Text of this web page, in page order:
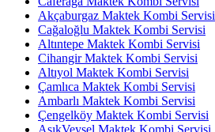
Akçaburgaz Maktek Kombi Servisi
Cağaloğlu Maktek Kombi Servisi
Altıntepe Maktek Kombi Servisi
Cihangir Maktek Kombi Servisi
Altıyol Maktek Kombi Servisi
Çamlıca Maktek Kombi Servisi
Ambarlı Maktek Kombi Servisi
Çengelköy Maktek Kombi Servisi